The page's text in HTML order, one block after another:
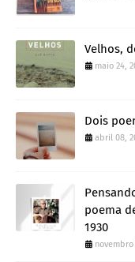
Velhos,
maio 24,
Dois
abril 08,
poema
1930
novembro